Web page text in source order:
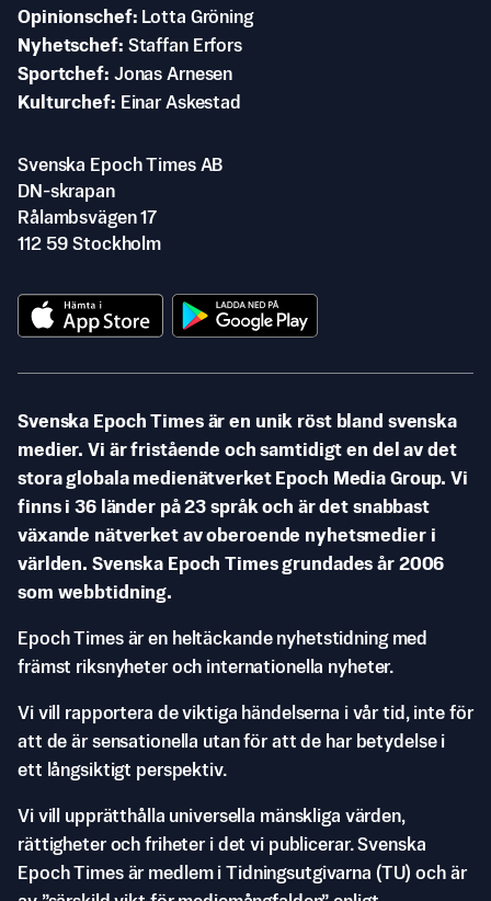
Opinionschef
Lotta Gröning
Nyhetschef Staffan Erfors
Sportchef Jonas Arnesen
Kulturchef
Einar Askestad
Svenska Epoch Times AB
DN-skrapan
Rålambsvägen 17
112 59 Stockholm
Svenska Epoch Times är en unik röst bland svenska
medier. Vi är fristående och samtidigt en del av det
stora globala medienätverket Epoch Media Group. Vi
finns i 36 länder på 23 språk och är det snabbast
växande nätverket av oberoende nyhetsmedier i
världen. Svenska Epoch Times grundades år 2006
som webbtidning.
Epoch Times är en heltäckande nyhetstidning med
främst riksnyheter och internationella nyheter.
Vi vill rapportera de viktiga händelserna i vår tid, inte för
att de är sensationella utan för att de har betydelse i
ett långsiktigt perspektiv.
Vi vill upprätthålla universella mänskliga värden,
rättigheter och friheter i det vi publicerar. Svenska
Epoch Times är medlem i Tidningsutgivarna (TU) och är